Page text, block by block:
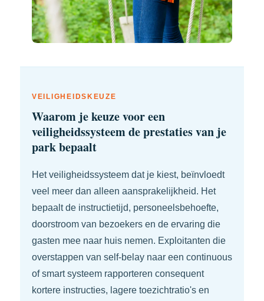
VEILIGHEIDSKEUZE
Waarom je keuze voor een
veiligheidssysteem de prestaties van je
park bepaalt
Het veiligheidssysteem dat je kiest, beïnvloedt
veel meer dan alleen aansprakelijkheid. Het
bepaalt de instructietijd, personeelsbehoefte,
doorstroom van bezoekers en de ervaring die
gasten mee naar huis nemen. Exploitanten die
overstappen van self-belay naar een continuous
of smart systeem rapporteren consequent
kortere instructies, lagere toezichtratio's en